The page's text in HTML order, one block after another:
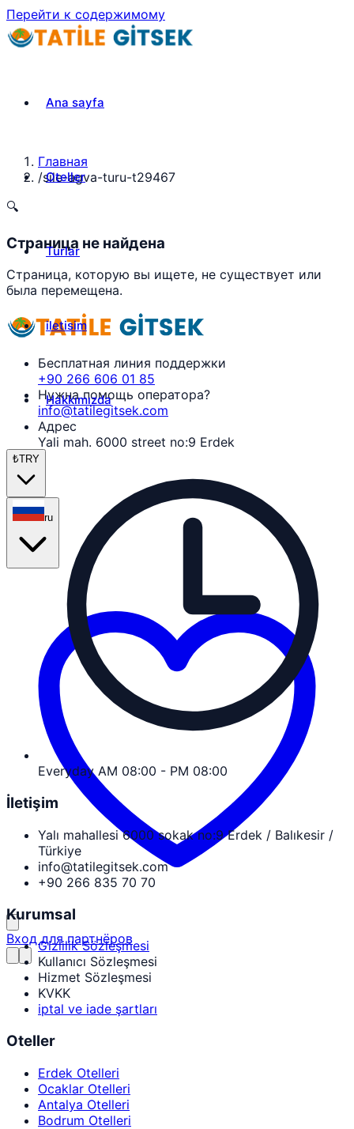
Перейти к содержимому
Ana sayfa
Oteller
Turlar
iletisim
Hakkımızda
₺TRY
ru
Вход для партнёров
Главная
/sile-agva-turu-t29467
🔍
Страница не найдена
Страница, которую вы ищете, не существует или
была перемещена.
Бесплатная линия поддержки
+90 266 606 01 85
Нужна помощь оператора?
info@tatilegitsek.com
Адрес
Yali mah. 6000 street no:9 Erdek
Everyday AM 08:00 - PM 08:00
İletişim
Yalı mahallesi 6000 sokak no:9 Erdek / Balıkesir /
Türkiye
info@tatilegitsek.com
+90 266 835 70 70
Kurumsal
Gizlilik Sözleşmesi
Kullanıcı Sözleşmesi
Hizmet Sözleşmesi
KVKK
iptal ve iade şartları
Oteller
Erdek Otelleri
Ocaklar Otelleri
Antalya Otelleri
Bodrum Otelleri